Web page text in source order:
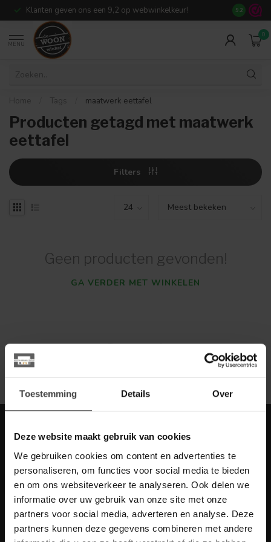
Toestemming Details Over
Deze website maakt gebruik van cookies
We gebruiken cookies om content en advertenties te
personaliseren, om functies voor social media te bieden
en om ons websiteverkeer te analyseren. Ook delen we
informatie over uw gebruik van onze site met onze
partners voor social media, adverteren en analyse. Deze
partners kunnen deze gegevens combineren met andere
Klanten geven ons een 9,2 op webwinkelkeur! Meer dan
9.2
MENU
0
Home Tags maatwerk eettafel
Producten getagd met maatwerk
eettafel
Filters
Geen producten gevonden!
GA VERDER MET WINKELEN
Toon1-0van 0
Meer informatie
scherpe acties
Blijf op de hoogte van onze actuele aanbiedingen